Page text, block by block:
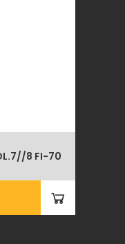
8 FI-70